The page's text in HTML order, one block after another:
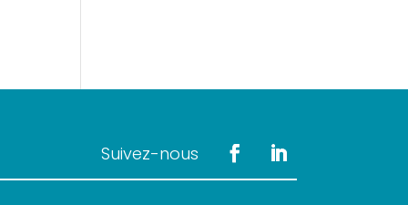
Suivez-nous